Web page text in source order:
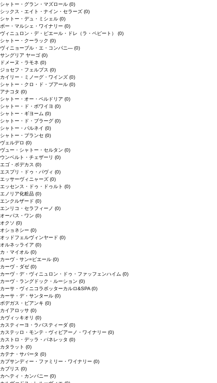
シャトー・グラン・マズロール (0)
シックス・エイト・ナイン・セラーズ (0)
シャトー・デュ・ミシェル (0)
ボー・マルシェ・ワイナリー (0)
ヴィニュロン・デ・ピエール・ドレ（ラ・ペピート） (0)
シャトー・クーラック (0)
ヴィニョーブル・エ・コンパニ― (0)
サングリア ヤーゴ (0)
ドメーヌ・ラモネ (0)
ジョセフ・フェルプス (0)
カイリー・ミノーグ・ワインズ (0)
シャトー・クロ・ド・ブアール (0)
アナコタ (0)
シャトー・オー・ペルドリア (0)
シャトー・ド・ボワイヨ (0)
シャトー・ギヨーム (0)
シャトー・ド・ブラーグ (0)
シャトー・パルネイ (0)
シャトー・プランセ (0)
ヴェルデロ (0)
ヴュー・シャトー・セルタン (0)
ウンベルト・チェザーリ (0)
エゴ・ボデカス (0)
エスプリ・ドゥ・パヴィ (0)
エッサーヴィニャーズ (0)
エッセンス・ドゥ・ドゥルト (0)
エノリア化粧品 (0)
エンクルザード (0)
エンリコ・セラフィーノ (0)
オーパス・ワン (0)
オクソ (0)
オショネシー (0)
オッドフェルヴィンヤード (0)
オルネッライア (0)
カ・マイオル (0)
カーヴ・サン=ピエール (0)
カーヴ・ダゼ (0)
カーヴ・デ・ヴィニュロン・ドゥ・ファッフェンハイム (0)
カーヴ・ラングドック・ルーション (0)
カーサ・ヴィニコラボッターカルロ&SPA (0)
カーサ・デ・サンタール (0)
ボデガス・ビアンキ (0)
カイアロッサ (0)
カヴィッキオリ (0)
カスティーヨ・ラバスティーダ (0)
カステッロ・モンテ・ヴィビアーノ・ワイナリー (0)
カストロ・デッラ・パネレッタ (0)
カタラット (0)
カテナ・サパータ (0)
カプサンディー・ファミリー・ワイナリー (0)
カブリス (0)
カヘティ・カンパニー (0)